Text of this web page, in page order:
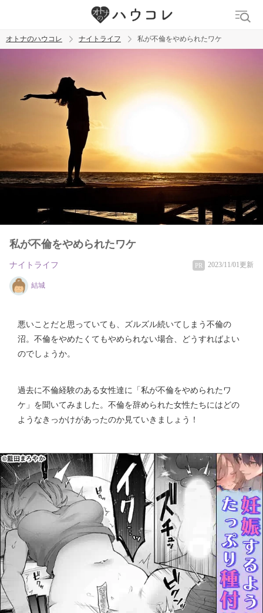
トレンド ワード
乳首
オトナのハウコレ ナイトライフ 私が不倫をやめられたワケ
私が不倫をやめられたワケ
ナイトライフ PR 2023/11/01更新
結城
悪いことだと思っていても、ズルズル続いてしまう不倫の
沼。不倫をやめたくてもやめられない場合、どうすればよい
のでしょうか。
過去に不倫経験のある女性達に「私が不倫をやめられたワ
ケ」を聞いてみました。不倫を辞められた女性たちにはどの
ようなきっかけがあったのか見ていきましょう！